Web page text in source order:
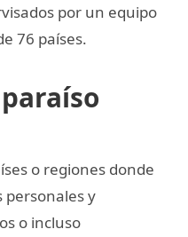
por un equipo
76 países.
o regiones donde
personales y
o incluso